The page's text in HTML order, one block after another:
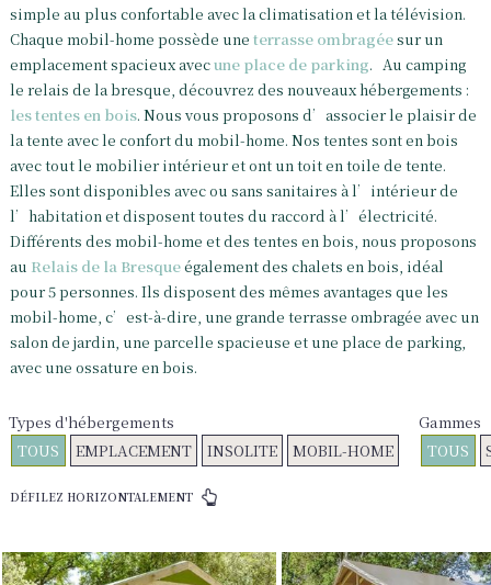
simple au plus confortable avec la climatisation et la télévision.
Chaque mobil-home possède une terrasse ombragéesur un
emplacement spacieux avecune place de parking. Au camping
le relais de la bresque, découvrez des nouveaux hébergements :
les tentes en bois. Nous vous proposons d’associer le plaisir de
la tente avec le confort du mobil-home. Nos tentes sont en bois
avec tout le mobilier intérieur et ont un toit en toile de tente.
Elles sont disponibles avec ou sans sanitaires à l’intérieur de
l’habitation et disposent toutes du raccord à l’électricité.
Différents des mobil-home et des tentes en bois, nous proposons
au Relais de la Bresqueégalement des chalets en bois, idéal
pour 5 personnes. Ils disposent des mêmes avantages que les
mobil-home, c’est-à-dire, une grande terrasse ombragée avec un
salon de jardin, une parcelle spacieuse et une place de parking,
avec une ossature en bois.
Types d'hébergements
TOUS
EMPLACEMENT INSOLITE MOBIL-HOME
Gammes
TOUS
DÉFILEZ HORIZONTALEMENT